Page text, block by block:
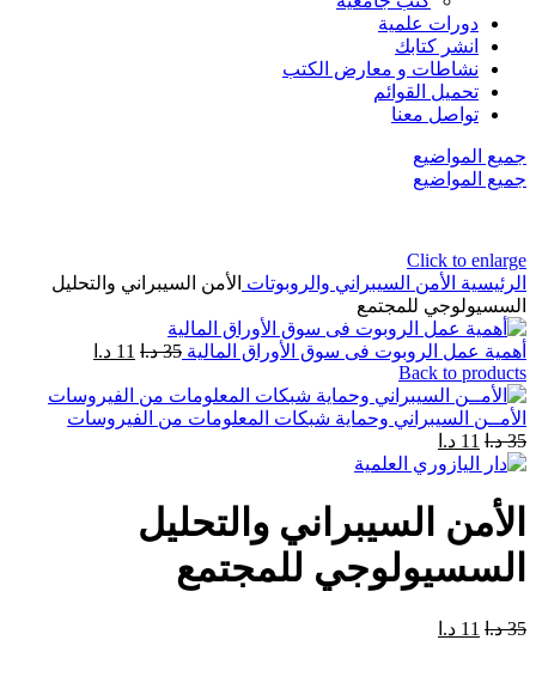
دورات علمية
انشر كتابك
نشاطات و معارض الكتب
تحميل القوائم
تواصل معنا
جميع المواضيع
جميع المواضيع
Click to enlarge
الرئيسية الأمن السيبراني والروبوتات الأمن السيبراني والتحليل
السسيولوجي للمجتمع
أهمية عمل الروبوت فى سوق الأوراق المالية 35 د.ا 11 د.ا
Back to products
الأمــن السيبراني وحماية شبكات المعلومات من الفيروسات
35 د.ا 11 د.ا
الأمن السيبراني والتحليل
السسيولوجي للمجتمع
35 د.ا 11 د.ا